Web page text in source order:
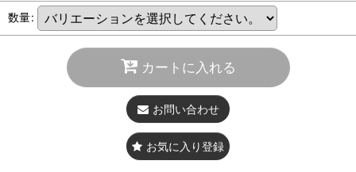
数量:
カートに入れる
お問い合わせ
お気に入り登録